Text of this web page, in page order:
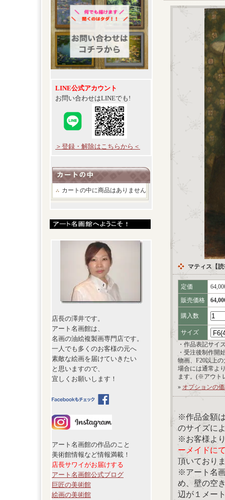
LINE公式アカウント
お問い合わせはLINEでも!
＞登録・解除はこちらから＜
カートの中に商品はありません
店長の澤井です。
アート名画館は、
名画の油絵複製画専門店です。
一人でも多くのお客様の元へ
素敵な絵画を届けていきたい
と思いますので、
宜しくお願いします！
アート名画館の作品のこと
美術館情報など情報満載！
店長サワイがお届けする
アート名画館公式ブログ
巨匠の美術館
絵画の美術館
マティス【
定価
販売価格
購入数
サイズ
・作品表記サイ
・受注後制作開
物画、F20以上
場合には通常よ
ます。(※アウト
» オプションの
※作品金額
のサイズに
※お客様よ
ーメイドに
頂いており
※アート名
め、壁の空
辺が１メー